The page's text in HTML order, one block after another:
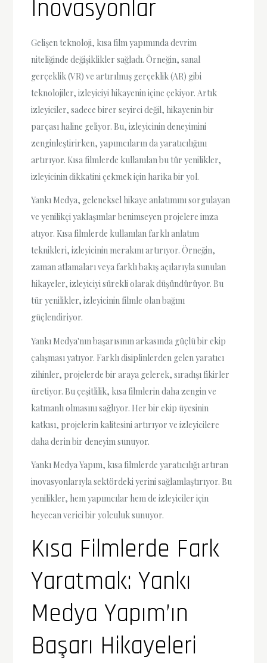
İnovasyonlar
Gelişen teknoloji, kısa film yapımında devrim
niteliğinde değişiklikler sağladı. Örneğin, sanal
gerçeklik (VR) ve artırılmış gerçeklik (AR) gibi
teknolojiler, izleyiciyi hikayenin içine çekiyor. Artık
izleyiciler, sadece birer seyirci değil, hikayenin bir
parçası haline geliyor. Bu, izleyicinin deneyimini
zenginleştirirken, yapımcıların da yaratıcılığını
artırıyor. Kısa filmlerde kullanılan bu tür yenilikler,
izleyicinin dikkatini çekmek için harika bir yol.
Yankı Medya, geleneksel hikaye anlatımını sorgulayan
ve yenilikçi yaklaşımlar benimseyen projelere imza
atıyor. Kısa filmlerde kullanılan farklı anlatım
teknikleri, izleyicinin merakını artırıyor. Örneğin,
zaman atlamaları veya farklı bakış açılarıyla sunulan
hikayeler, izleyiciyi sürekli olarak düşündürüyor. Bu
tür yenilikler, izleyicinin filmle olan bağını
güçlendiriyor.
Yankı Medya'nın başarısının arkasında güçlü bir ekip
çalışması yatıyor. Farklı disiplinlerden gelen yaratıcı
zihinler, projelerde bir araya gelerek, sıradışı fikirler
üretiyor. Bu çeşitlilik, kısa filmlerin daha zengin ve
katmanlı olmasını sağlıyor. Her bir ekip üyesinin
katkısı, projelerin kalitesini artırıyor ve izleyicilere
daha derin bir deneyim sunuyor.
Yankı Medya Yapım, kısa filmlerde yaratıcılığı artıran
inovasyonlarıyla sektördeki yerini sağlamlaştırıyor. Bu
yenilikler, hem yapımcılar hem de izleyiciler için
heyecan verici bir yolculuk sunuyor.
Kısa Filmlerde Fark
Yaratmak: Yankı
Medya Yapım’ın
Başarı Hikayeleri